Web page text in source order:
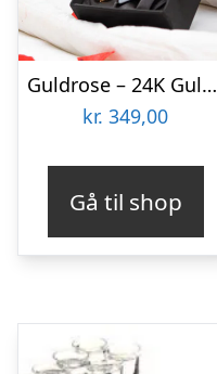
Guldrose – 24K Guldbelagt Rose
kr. 349,00
Gå til shop